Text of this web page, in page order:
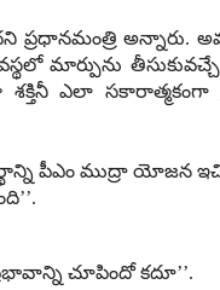
ప్రధానమంత్రి అన్నారు.
మార్పును
ఎలా సకారాత్మకంగా
పీఎం ముద్రా యోజన
’’.
చూపిందోకదూ’’.